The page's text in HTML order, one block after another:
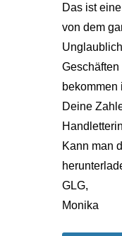
Das ist
von dem
bekommen
Deine
Kann man
GLG,
Monika